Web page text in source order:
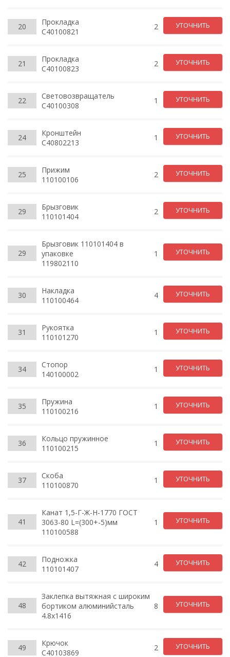
20
Прокладка
C40100821
2 УТОЧНИТЬ
21
Прокладка
C40100823
2 УТОЧНИТЬ
22
Световозвращатель
C40100308
1 УТОЧНИТЬ
24
Кронштейн
C40802213
1 УТОЧНИТЬ
25
Прижим
110100106
2 УТОЧНИТЬ
29
Брызговик
110101404
2 УТОЧНИТЬ
29
Брызговик 110101404 в
упаковке
119802110
1 УТОЧНИТЬ
30
Накладка
110100464
4 УТОЧНИТЬ
31
Рукоятка
110101270
1 УТОЧНИТЬ
34
Стопор
140100002
1 УТОЧНИТЬ
35
Пружина
110100216
1 УТОЧНИТЬ
36
Кольцо пружинное
110100215
1 УТОЧНИТЬ
37
Скоба
110100870
1 УТОЧНИТЬ
41
Канат 1,5-Г-Ж-Н-1770 ГОСТ
3063-80 L=(300+-5)мм
110100588
1 УТОЧНИТЬ
42
Подножка
110101407
4 УТОЧНИТЬ
48
Заклепка вытяжная с широким
бортиком алюминийсталь
4.8х1416
8 УТОЧНИТЬ
49
Крючок
C40103869
2 УТОЧНИТЬ